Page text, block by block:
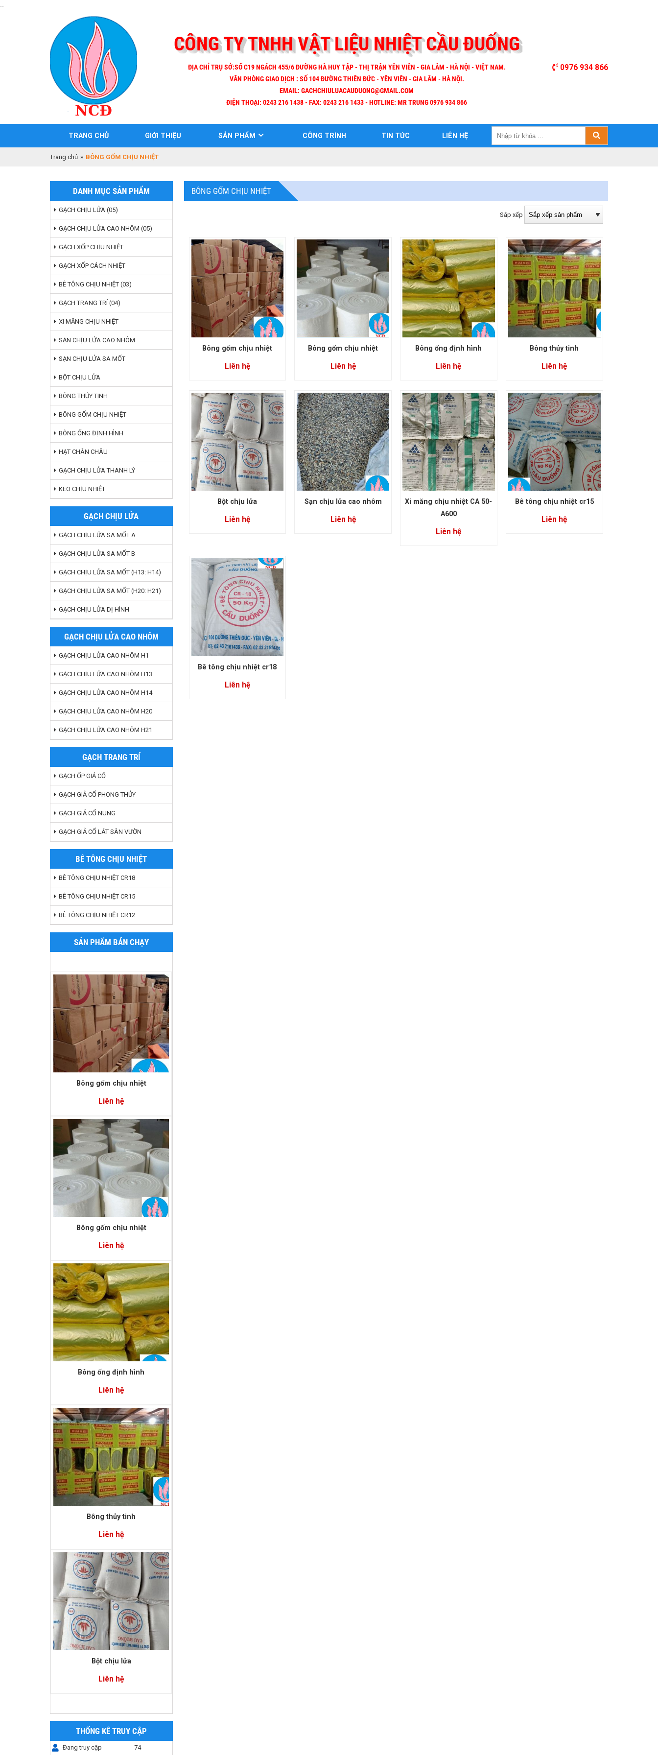
--
CÔNG TY TNHH VẬT LIỆU NHIỆT CẦU ĐUỐNG
ĐỊA CHỈ TRỤ SỞ:SỐ C19 NGÁCH 455/6 ĐƯỜNG HÀ HUY TẬP - THỊ TRẬN YÊN VIÊN - GIA LÂM - HÀ NỘI - VIỆT NAM.
VĂN PHÒNG GIAO DỊCH : SỐ 104 ĐƯỜNG THIÊN ĐỨC - YÊN VIÊN - GIA LÂM - HÀ NỘI.
EMAIL: GACHCHIULUACAUDUONG@GMAIL.COM
ĐIỆN THOẠI: 0243 216 1438 - FAX: 0243 216 1433 - HOTLINE: MR TRUNG 0976 934 866
0976 934 866
TRANG CHỦ GIỚI THIỆU SẢN PHẨM CÔNG TRÌNH TIN TỨC LIÊN HỆ
Trang chủ » BÔNG GỐM CHỊU NHIỆT
DANH MỤC SẢN PHẨM
GẠCH CHỊU LỬA (05)
GẠCH CHỊU LỬA CAO NHÔM (05)
GẠCH XỐP CHỊU NHIỆT
GẠCH XỐP CÁCH NHIỆT
BÊ TÔNG CHỊU NHIỆT (03)
GẠCH TRANG TRÍ (04)
XI MĂNG CHỊU NHIỆT
SẠN CHỊU LỬA CAO NHÔM
SẠN CHỊU LỬA SA MỐT
BỘT CHỊU LỬA
BÔNG THỦY TINH
BÔNG GỐM CHỊU NHIỆT
BÔNG ỐNG ĐỊNH HÌNH
HẠT CHÂN CHÂU
GẠCH CHỊU LỬA THANH LÝ
KEO CHỊU NHIỆT
GẠCH CHỊU LỬA
GẠCH CHỊU LỬA SA MỐT A
GẠCH CHỊU LỬA SA MỐT B
GẠCH CHỊU LỬA SA MỐT (H13: H14)
GẠCH CHỊU LỬA SA MỐT (H20: H21)
GẠCH CHỊU LỬA DỊ HÌNH
GẠCH CHỊU LỬA CAO NHÔM
GẠCH CHỊU LỬA CAO NHÔM H1
GẠCH CHỊU LỬA CAO NHÔM H13
GẠCH CHỊU LỬA CAO NHÔM H14
GẠCH CHỊU LỬA CAO NHÔM H20
GẠCH CHỊU LỬA CAO NHÔM H21
GẠCH TRANG TRÍ
GẠCH ỐP GIẢ CỔ
GẠCH GIẢ CỔ PHONG THỦY
GẠCH GIẢ CỔ NUNG
GẠCH GIẢ CỔ LÁT SÂN VƯỜN
BÊ TÔNG CHỊU NHIỆT
BÊ TÔNG CHỊU NHIỆT CR18
BÊ TÔNG CHỊU NHIỆT CR15
BÊ TÔNG CHỊU NHIỆT CR12
SẢN PHẨM BÁN CHẠY
Bông gốm chịu nhiệt
Liên hệ
Bông ống định hình
Liên hệ
Bông thủy tinh
Liên hệ
Bột chịu lửa
Liên hệ
Bông gốm chịu nhiệt
Liên hệ
THỐNG KÊ TRUY CẬP
Đang truy cập 74
BÔNG GỐM CHỊU NHIỆT
Sắp xếp
Bông gốm chịu nhiệt
Liên hệ
Bông gốm chịu nhiệt
Liên hệ
Bông ống định hình
Liên hệ
Bông thủy tinh
Liên hệ
Bột chịu lửa
Liên hệ
Sạn chịu lửa cao nhôm
Liên hệ
Xi măng chịu nhiệt CA 50-
A600
Liên hệ
Bê tông chịu nhiệt cr15
Liên hệ
Bê tông chịu nhiệt cr18
Liên hệ